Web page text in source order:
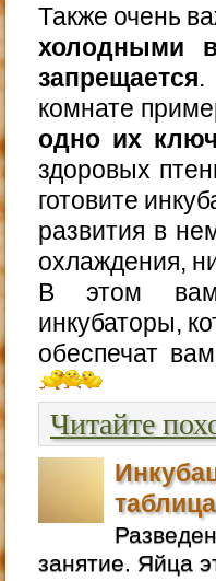
Также очень
холодными в
запрещается.
комнате
одно их
здоровых
готовите
развития в
охлаждения,
В этом вам
инкубаторы,
обеспечат
Читайте
таблица
занятие. Яйца